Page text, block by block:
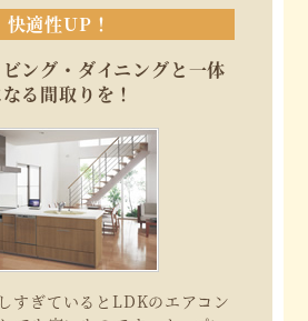
快適性UP！
ング・ダイニングと一体
る間取りを！
すぎているとLDKのエアコン